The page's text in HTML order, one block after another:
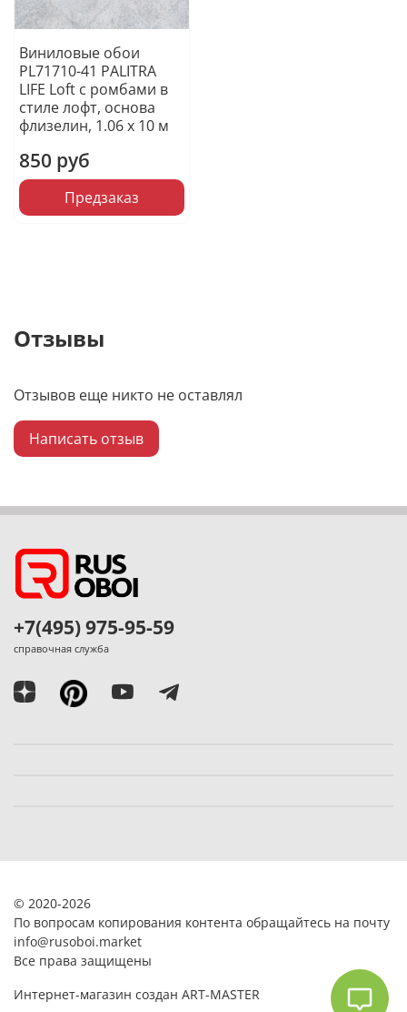
Виниловые обои
PL71710-41 PALITRA
LIFE Loft с ромбами в
стиле лофт, основа
флизелин, 1.06 х 10 м
850 руб
Предзаказ
Отзывы
Отзывов еще никто не оставлял
Написать отзыв
+7(495) 975-95-59
справочная служба
© 2020-2026
По вопросам копирования контента обращайтесь на почту
info@rusoboi.market
Все права защищены
Интернет-магазин создан ART-MASTER